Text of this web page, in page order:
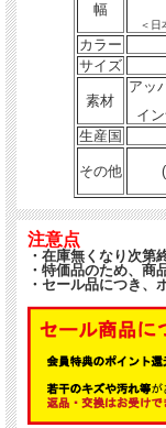
幅
＜日
カラー
サイズ
素材
アッ
イ
生産国
その他
注意点
・在庫無くなり次第
・特価品のため、商
・セール品につき、